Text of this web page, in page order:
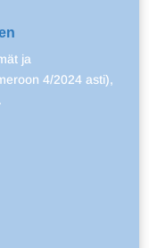
ja
4/2024 asti),